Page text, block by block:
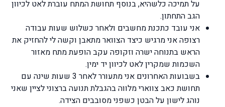
על תמיכה כלשהיא, בנוסף תחושת המתח עוברת לאט לכיוון
הגב התחתון.
אני עובד כתכנת מחשבים ולאחר כשלוש שעות עבודה
רצופה אני מרגיש כיצד הצוואר מתאבן וקשה לי להחזיק את
הראש בתנוחה ישרה וזקופה עקב הופעת מתח מאזור
השכמות שמקרין לאט לכיוון יד ימין.
בשבועות האחרונים אני מתעורר לאחר 3 שעות שינה עם
תחושת כאב צווארי מלווה בהגבלת תנועה ברצוני לציין שאני
נוהג לישון על הבטן כשפני מסובבים הצידה.